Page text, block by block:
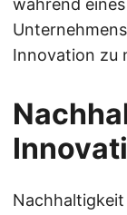
während
Innovation zu